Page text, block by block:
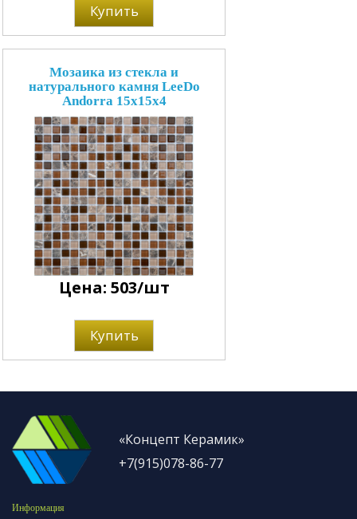
Купить
Мозаика из стекла и
натурального камня LeeDo
Andorra 15x15x4
Цена: 503/шт
Купить
«Концепт Керамик»
+7(915)078-86-77
Информация